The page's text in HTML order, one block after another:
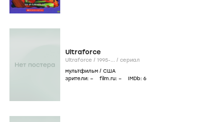
Ultraforce
Ultraforce / 1995-... / сериал
мультфильм / США
зрители: – film.ru: – IMDb: 6